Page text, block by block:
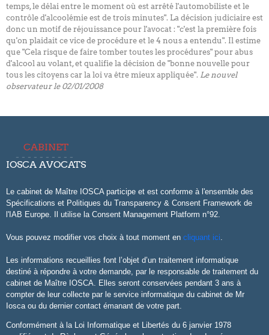
temps, le délai entre le moment où est arrêté l'automobiliste et le
contrôle d'alcoolémie est de trois minutes". La décision judiciaire est
donc un motif de réjouissance pour l'avocat : "c'est la première fois
qu'on plaidait ce vice de procédure et le 4 nous a entendu". Il estime
que "Cela risque de faire tomber toutes les procédures" pour abus
d'alcool au volant, et qualifie la décision de "bonne nouvelle pour
tous les citoyens car la loi va être mieux appliquée". Le nouvel
observateur le 02/01/2008
CABINET
IOSCA AVOCATS
Le cabinet de Maître IOSCA participe et est conforme à l'ensemble des
Spécifications et Politiques du Transparency & Consent Framework de
l'IAB Europe. Il utilise la Consent Management Platform n°92.
Vous pouvez modifier vos choix à tout moment en cliquant ici.
Les informations recueillies font l’objet d’un traitement informatique
destiné à répondre à votre demande, par le responsable de traitement du
cabinet de Maître IOSCA. Elles seront conservées pendant 3 ans à
compter de leur collecte par le service informatique du cabinet de Mr
Iosca ou du dernier contact émanant de votre part.
Conformément à la Loi Informatique et Libertés du 6 janvier 1978